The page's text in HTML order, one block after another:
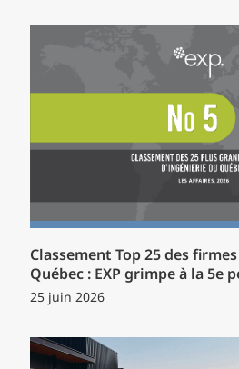
Classement Top 25 des
Québec : EXP grimpe à la 5e
25 juin 2026